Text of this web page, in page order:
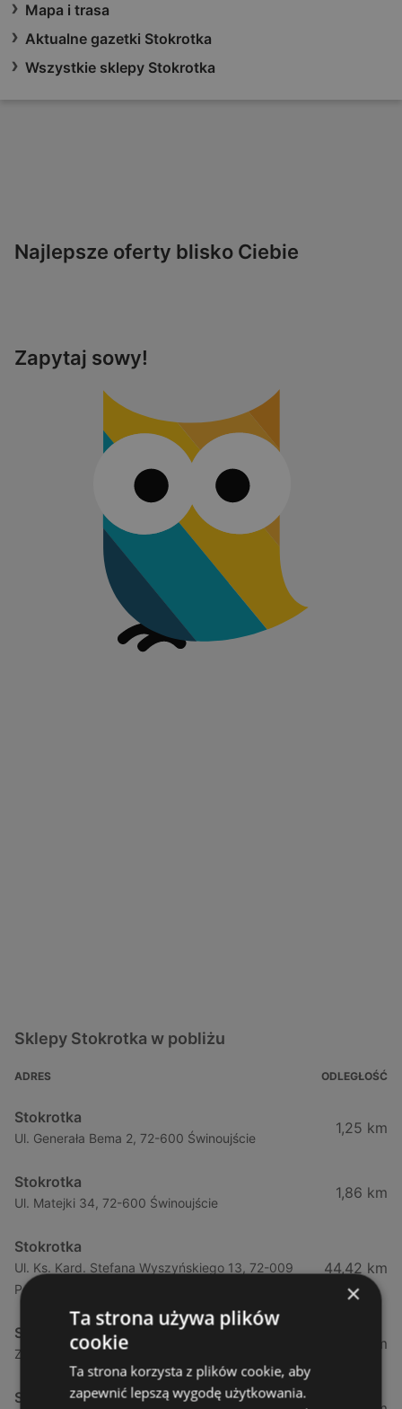
Mapa i trasa
Aktualne gazetki Stokrotka
Wszystkie sklepy Stokrotka
Najlepsze oferty blisko Ciebie
Zapytaj sowy!
Sklepy Stokrotka w pobliżu
ADRES ODLEGŁOŚĆ
Stokrotka
Ul. Generała Bema 2, 72-600 Świnoujście
1,25 km
Stokrotka
Ul. Matejki 34, 72-600 Świnoujście
1,86 km
Stokrotka
Ul. Ks. Kard. Stefana Wyszyńskiego 13, 72-009
Police
44,42 km
Stokrotka
Zamenhofa 7a, 72-010 Police
44,49 km
Stokrotka
×
Ta strona używa plików
cookie
Ta strona korzysta z plików cookie, aby
zapewnić lepszą wygodę użytkowania.